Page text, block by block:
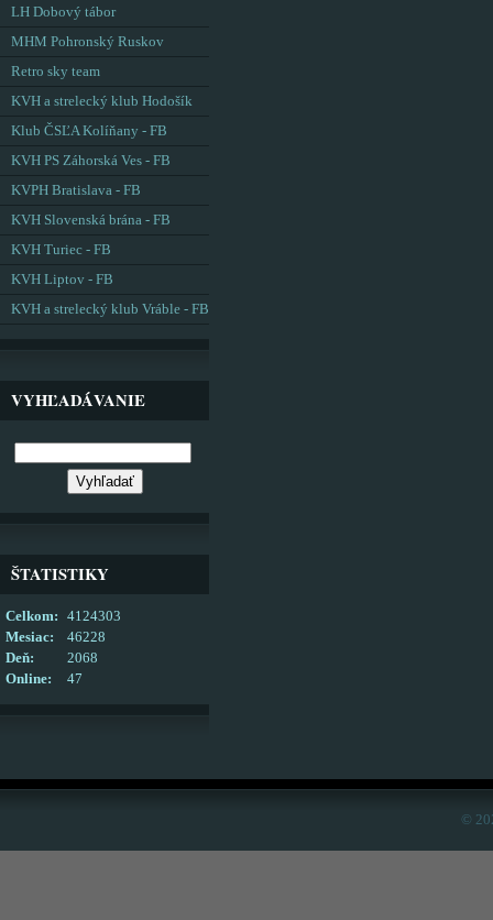
LH Dobový tábor
MHM Pohronský Ruskov
Retro sky team
KVH a strelecký klub Hodošík
Klub ČSĽA Kolíňany - FB
KVH PS Záhorská Ves - FB
KVPH Bratislava - FB
KVH Slovenská brána - FB
KVH Turiec - FB
KVH Liptov - FB
KVH a strelecký klub Vráble - FB
VYHĽADÁVANIE
ŠTATISTIKY
Online: 47
Celkom:
4124303
Mesiac:
46228
Deň:
2068
©